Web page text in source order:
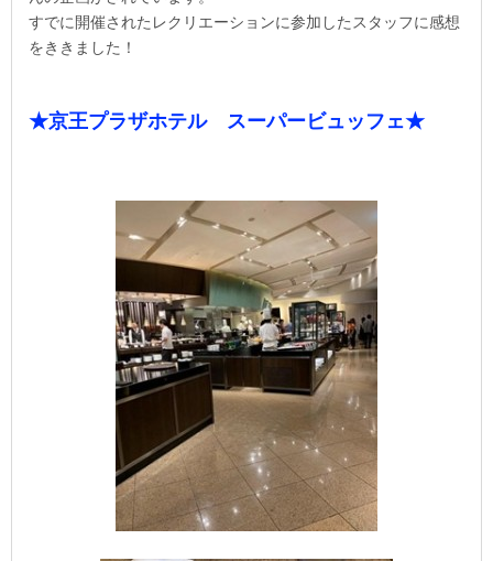
すでに開催されたレクリエーションに参加したスタッフに感想
をききました！
★京王プラザホテル スーパービュッフェ★